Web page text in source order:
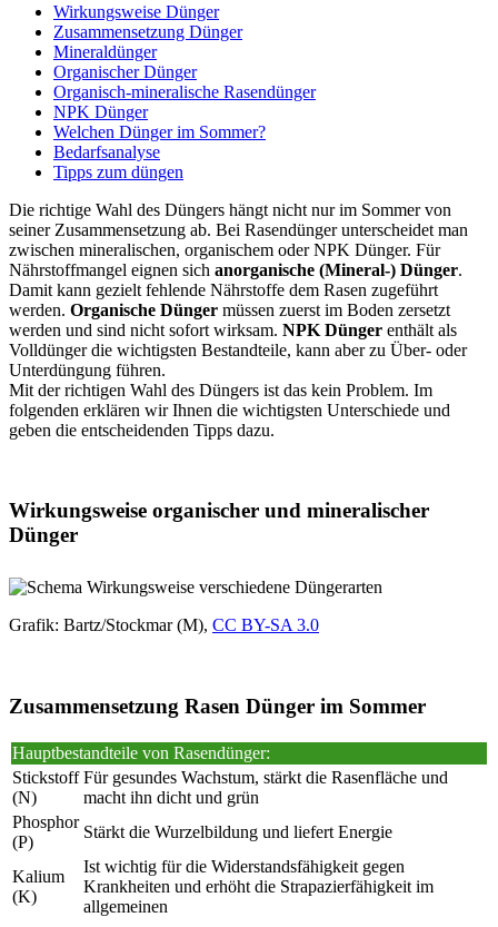
Wirkungsweise Dünger
Zusammensetzung Dünger
Mineraldünger
Organischer Dünger
Organisch-mineralische Rasendünger
NPK Dünger
Welchen Dünger im Sommer?
Bedarfsanalyse
Tipps zum düngen
Die richtige Wahl des Düngers hängt nicht nur im Sommer von
seiner Zusammensetzung ab. Bei Rasendünger unterscheidet man
zwischen mineralischen, organischem oder NPK Dünger. Für
Nährstoffmangel eignen sich anorganische (Mineral-) Dünger.
Damit kann gezielt fehlende Nährstoffe dem Rasen zugeführt
werden. Organische Dünger müssen zuerst im Boden zersetzt
werden und sind nicht sofort wirksam. NPK Dünger enthält als
Volldünger die wichtigsten Bestandteile, kann aber zu Über- oder
Unterdüngung führen.
Mit der richtigen Wahl des Düngers ist das kein Problem. Im
folgenden erklären wir Ihnen die wichtigsten Unterschiede und
geben die entscheidenden Tipps dazu.
Wirkungsweise organischer und mineralischer
Dünger
Grafik: Bartz/Stockmar (M), CC BY-SA 3.0
Zusammensetzung Rasen Dünger im Sommer
Hauptbestandteile von Rasendünger:
Stickstoff
(N)
Für gesundes Wachstum, stärkt die Rasenfläche und
macht ihn dicht und grün
Phosphor
(P)
Stärkt die Wurzelbildung und liefert Energie
Kalium
(K)
Ist wichtig für die Widerstandsfähigkeit gegen
Krankheiten und erhöht die Strapazierfähigkeit im
allgemeinen